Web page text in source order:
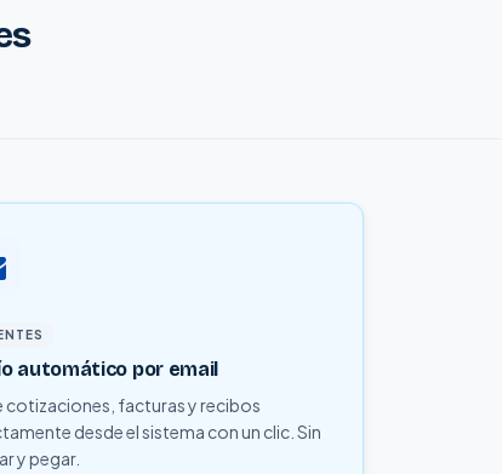
automático por email
cotizaciones, facturas y recibos
desde el sistema con un clic. Sin
y pegar.